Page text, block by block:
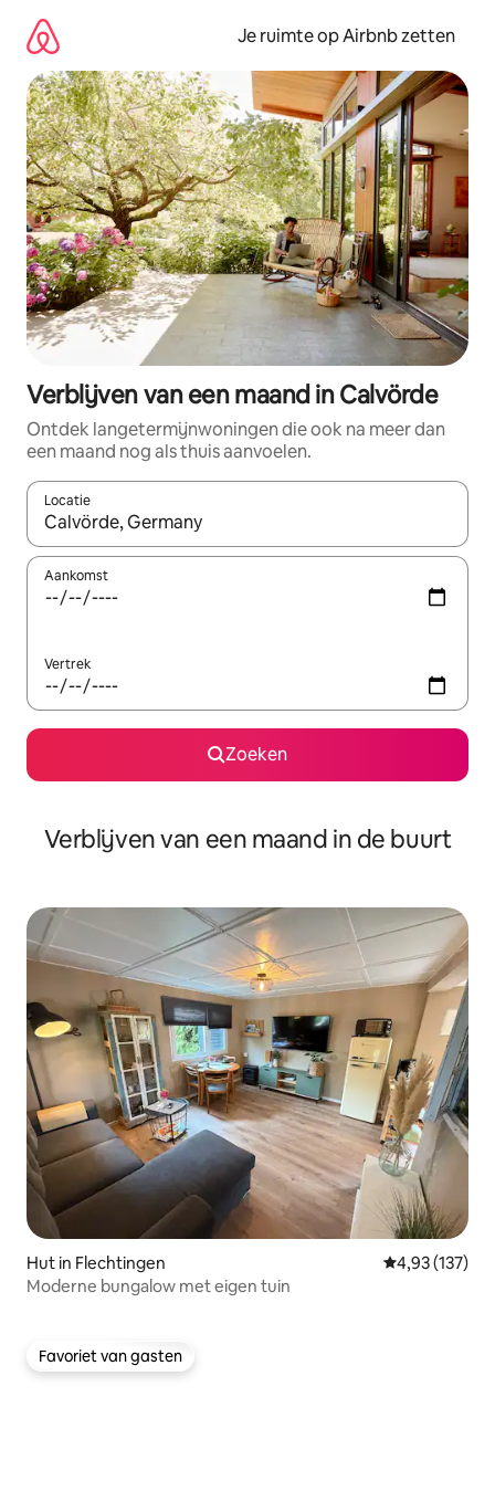
direct
naar
inhoud
Je ruimte op Airbnb zetten
Verblijven van een maand in Calvörde
Ontdek langetermijnwoningen die ook na meer dan
een maand nog als thuis aanvoelen.
Locatie
Wanneer er suggesties beschikbaar zijn, maak je een keuze
Aankomst
Vertrek
Zoeken
Verblijven van een maand in de buurt
Hut in Flechtingen Gemiddelde
4,93 (137)
Moderne bungalow met eigen tuin
Favoriet van gasten
Favoriet van gasten